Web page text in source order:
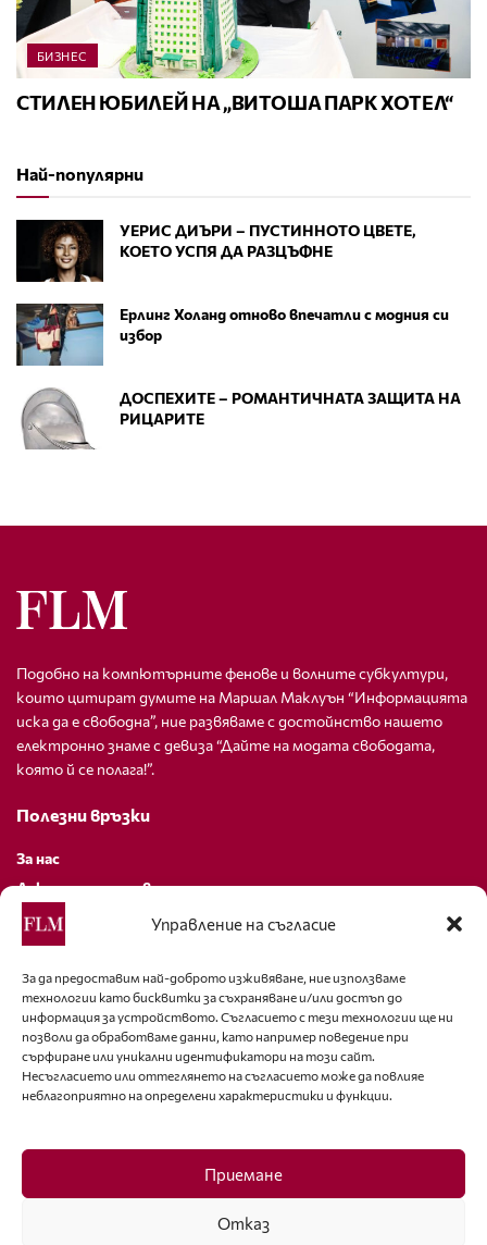
Управление на съгласие
За да предоставим най-доброто изживяване, ние използваме
технологии като бисквитки за съхраняване и/или достъп до
информация за устройството. Съгласието с тези технологии ще ни
позволи да обработваме данни, като например поведение при
сърфиране или уникални идентификатори на този сайт.
Несъгласието или оттеглянето на съгласието може да повлияе
неблагоприятно на определени характеристики и функции.
Приемане
Отказ
БИЗНЕС
СТИЛЕН ЮБИЛЕЙ НА „ВИТОША ПАРК ХОТЕЛ“
Най-популярни
УЕРИС ДИЪРИ – ПУСТИННОТО ЦВЕТЕ,
КОЕТО УСПЯ ДА РАЗЦЪФНЕ
Ерлинг Холанд отново впечатли с модния си
избор
ДОСПЕХИТЕ – РОМАНТИЧНАТА ЗАЩИТА НА
РИЦАРИТЕ
Подобно на компютърните фенове и волните субкултури,
които цитират думите на Маршал Маклуън “Информацията
иска да е свободна”, ние развяваме с достойнство нашето
електронно знаме с девиза “Дайте на модата свободата,
която й се полага!”.
Полезни връзки
За нас
Декларация за поверителност
Политика за бисквитки
За контакти
editor@fashion-lifestyle.net
+359 88 227 33 47
Последвайте ни
Facebook